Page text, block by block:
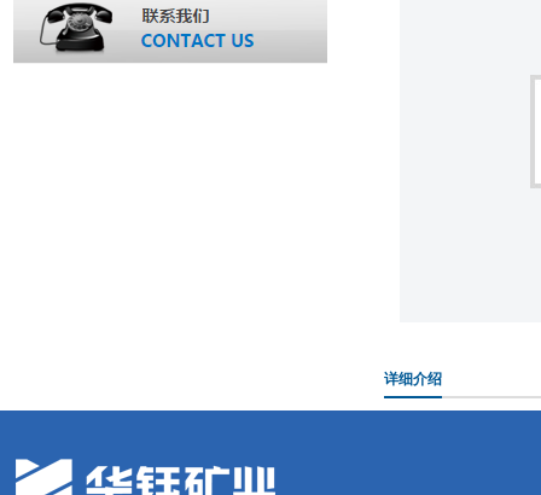
详细介绍